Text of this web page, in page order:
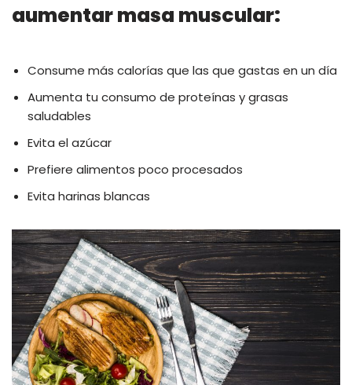
aumentar masa muscular:
Consume más calorías que las que gastas en un día
Aumenta tu consumo de proteínas y grasas
saludables
Evita el azúcar
Prefiere alimentos poco procesados
Evita harinas blancas